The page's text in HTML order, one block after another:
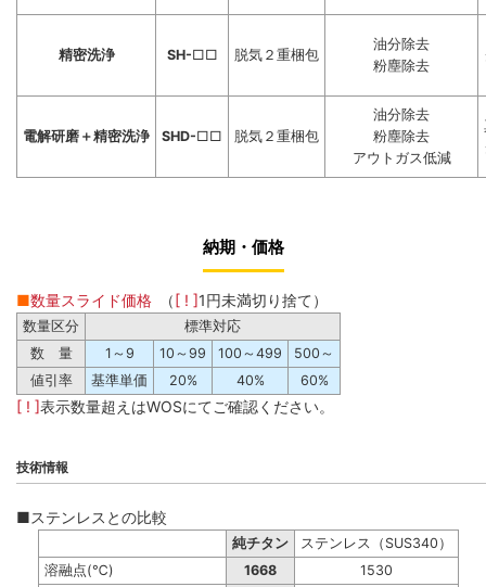
精密洗浄 SH-□□ 脱気２重梱包
油分除去
粉塵除去
電解研磨＋精密洗浄 SHD-□□ 脱気２重梱包
油分除去
粉塵除去
アウトガス低減
納期・価格
■数量スライド価格 （[ ! ]1円未満切り捨て）
数量区分
標準対応
数 量
1～9 10～99 100～499
500～
値引率
基準単価 20% 40% 60%
[ ! ]表示数量超えはWOSにてご確認ください。
技術情報
■ステンレスとの比較
純チタン
ステンレス（SUS340）
溶融点(℃)
1668
1530